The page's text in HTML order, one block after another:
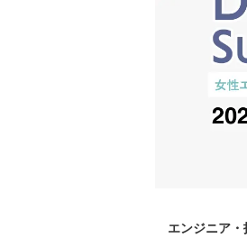
エンジニア・